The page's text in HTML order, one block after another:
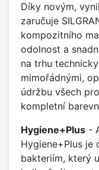
Díky novým,
zaručuje
kompozitního
odolnost a
na trhu
mimořádnými,
údržbu všech
kompletní
Hygiene+Plus -
Hygiene+Plus
bakteriím, který